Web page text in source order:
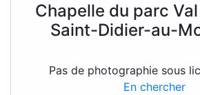
Chapelle du parc
Saint-Didier-au-
Pas de photographie sous
En chercher